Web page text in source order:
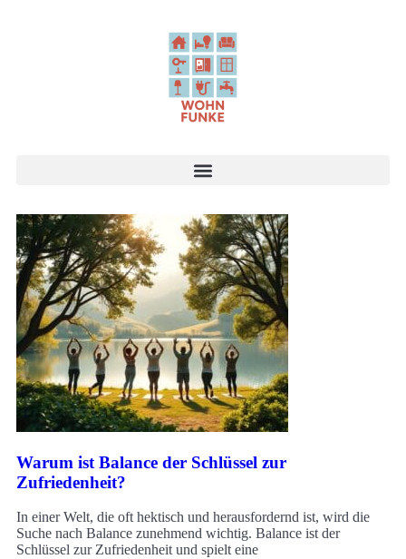
Warum ist Balance der Schlüssel zur
Zufriedenheit?
In einer Welt, die oft hektisch und herausfordernd ist, wird die
Suche nach Balance zunehmend wichtig. Balance ist der
Schlüssel zur Zufriedenheit und spielt eine